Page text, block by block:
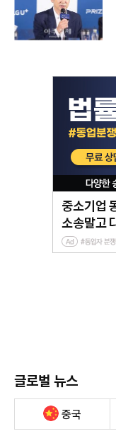
글로벌 뉴스
중국